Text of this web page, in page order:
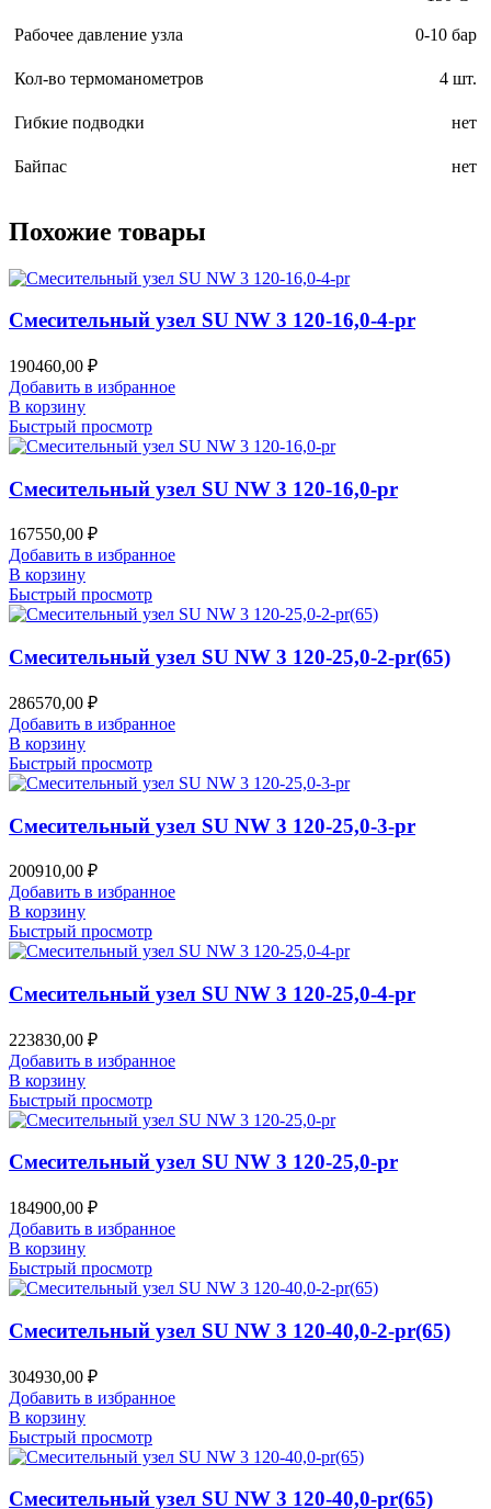
Рабочее давление узла 0-10 бар
Кол-во термоманометров 4 шт.
Гибкие подводки нет
Байпас нет
Похожие товары
Смесительный узел SU NW 3 120-16,0-4-pr
190460,00 ₽
Добавить в избранное
В корзину
Быстрый просмотр
Смесительный узел SU NW 3 120-16,0-pr
167550,00 ₽
Добавить в избранное
В корзину
Быстрый просмотр
Смесительный узел SU NW 3 120-25,0-2-pr(65)
286570,00 ₽
Добавить в избранное
В корзину
Быстрый просмотр
Смесительный узел SU NW 3 120-25,0-3-pr
200910,00 ₽
Добавить в избранное
В корзину
Быстрый просмотр
Смесительный узел SU NW 3 120-25,0-4-pr
223830,00 ₽
Добавить в избранное
В корзину
Быстрый просмотр
Смесительный узел SU NW 3 120-25,0-pr
184900,00 ₽
Добавить в избранное
В корзину
Быстрый просмотр
Смесительный узел SU NW 3 120-40,0-2-pr(65)
304930,00 ₽
Добавить в избранное
В корзину
Быстрый просмотр
Смесительный узел SU NW 3 120-40,0-pr(65)